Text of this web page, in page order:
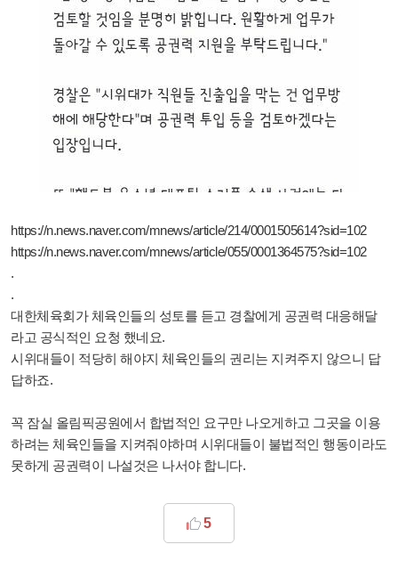
https://n.news.naver.com/mnews/article/214/0001505614?sid=102
https://n.news.naver.com/mnews/article/055/0001364575?sid=102
.
.
대한체육회가 체육인들의 성토를 듣고 경찰에게 공권력 대응해달
라고 공식적인 요청 했네요.
시위대들이 적당히 해야지 체육인들의 권리는 지켜주지 않으니 답
답하죠.
꼭 잠실 올림픽공원에서 합법적인 요구만 나오게하고 그곳을 이용
하려는 체육인들을 지켜줘야하며 시위대들이 불법적인 행동이라도
못하게 공권력이 나설것은 나서야 합니다.
5